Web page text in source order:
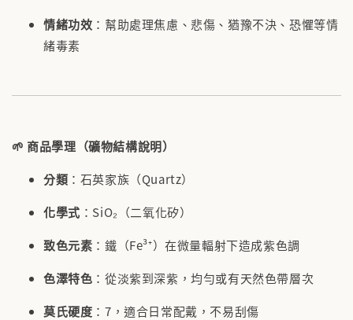
情緒功效 ：幫助處理焦慮、悲傷、猶豫不決、恐懼等情
緒毒素
🌱 商品學理（礦物結構說明）
分類 ：石英家族（Quartz）
化學式 ：SiO₂（二氧化矽）
致色元素 ：鐵（Fe³⁺）在微量輻射下造成紫色調
色澤特色 ：從淡紫到深紫，均勻或有天然色帶層次
莫氏硬度 ：7，適合日常配戴，不易刮傷